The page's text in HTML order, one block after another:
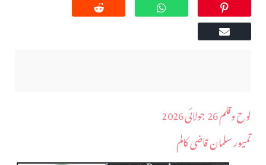
لوح وقلم 26 جولائی 2026
تمیور سلمان قاضی کالم